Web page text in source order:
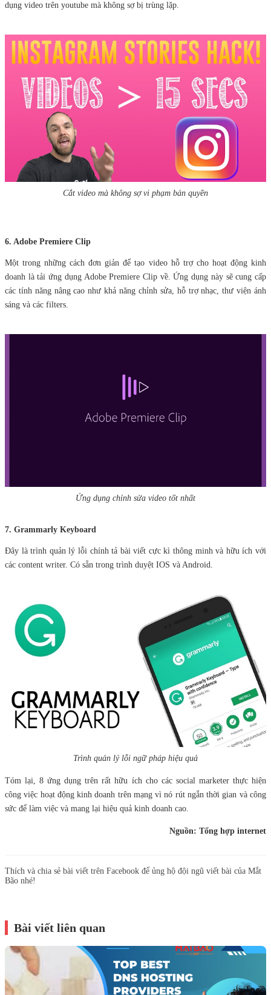
dụng video trên youtube mà không sợ bị trùng lặp.
Cắt video mà không sợ vi phạm bản quyền
6. Adobe Premiere Clip
Một trong những cách đơn giản để tạo video hỗ trợ cho hoạt động kinh
doanh là tải ứng dụng Adobe Premiere Clip về. Ứng dụng này sẽ cung cấp
các tính năng nâng cao như khả năng chỉnh sửa, hỗ trợ nhạc, thư viện ánh
sáng và các filters.
Ứng dụng chỉnh sửa video tốt nhất
7. Grammarly Keyboard
Đây là trình quản lý lỗi chính tả bài viết cực kì thông minh và hữu ích với
các content writer. Có sẵn trong trình duyệt IOS và Android.
Trình quản lý lỗi ngữ pháp hiệu quả
Tóm lại, 8 ứng dụng trên rất hữu ích cho các social marketer thực hiện
công việc hoạt động kinh doanh trên mạng vì nó rút ngắn thời gian và công
sức để làm việc và mang lại hiệu quả kinh doanh cao.
Nguồn: Tổng hợp internet
Thích và chia sẻ bài viết trên Facebook để ủng hộ đội ngũ viết bài của Mắt
Bão nhé!
Bài viết liên quan